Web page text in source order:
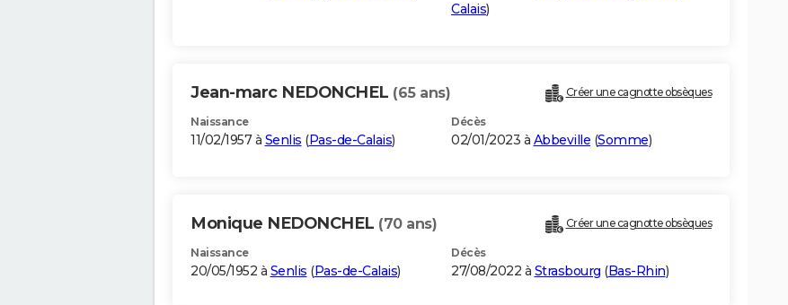
Calais)
Jean-marc NEDONCHEL (65 ans) Créer une cagnotte obsèques
Naissance
11/02/1957 à Senlis (Pas-de-Calais)
Décès
02/01/2023 à Abbeville (Somme)
Monique NEDONCHEL (70 ans) Créer une cagnotte obsèques
Naissance
20/05/1952 à Senlis (Pas-de-Calais)
Décès
27/08/2022 à Strasbourg (Bas-Rhin)